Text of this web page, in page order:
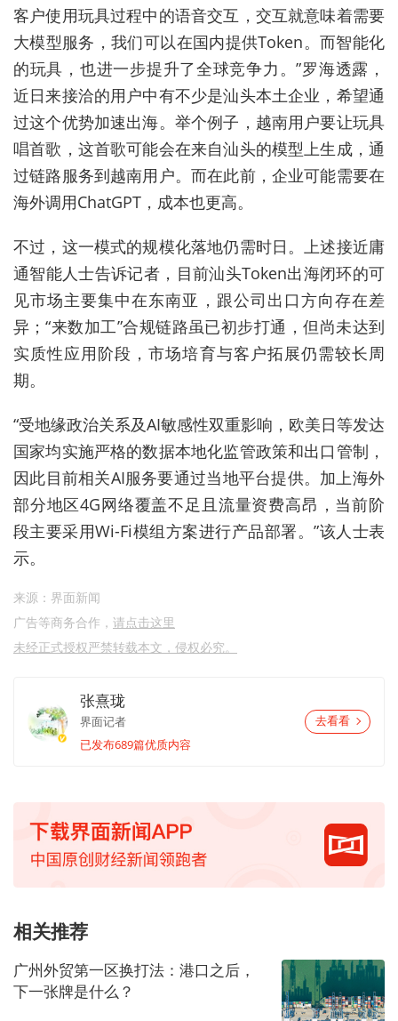
客户使用玩具过程中的语音交互，交互就意味着需要
大模型服务，我们可以在国内提供Token。而智能化
的玩具，也进一步提升了全球竞争力。”罗海透露，
近日来接洽的用户中有不少是汕头本土企业，希望通
过这个优势加速出海。举个例子，越南用户要让玩具
唱首歌，这首歌可能会在来自汕头的模型上生成，通
过链路服务到越南用户。而在此前，企业可能需要在
海外调用ChatGPT，成本也更高。
不过，这一模式的规模化落地仍需时日。上述接近庸
通智能人士告诉记者，目前汕头Token出海闭环的可
见市场主要集中在东南亚，跟公司出口方向存在差
异；“来数加工”合规链路虽已初步打通，但尚未达到
实质性应用阶段，市场培育与客户拓展仍需较长周
期。
“受地缘政治关系及AI敏感性双重影响，欧美日等发达
国家均实施严格的数据本地化监管政策和出口管制，
因此目前相关AI服务要通过当地平台提供。加上海外
部分地区4G网络覆盖不足且流量资费高昂，当前阶
段主要采用Wi-Fi模组方案进行产品部署。”该人士表
示。
来源：界面新闻
广告等商务合作， 请点击这里
未经正式授权严禁转载本文，侵权必究。
张熹珑
界面记者
已发布689篇优质内容
去看看
相关推荐
广州外贸第一区换打法：港口之后，
下一张牌是什么？